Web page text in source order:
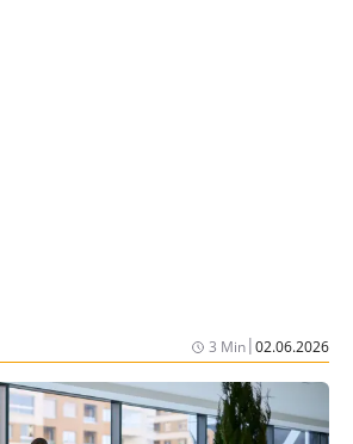
3 Min|02.06.2026